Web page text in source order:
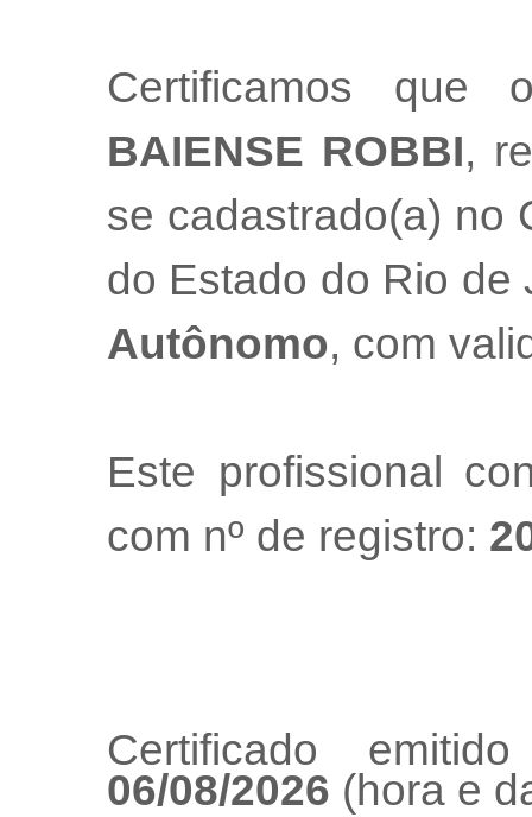
Certificamos que
BAIENSE ROBBI,
se cadastrado(a) no
do Estado do Rio
Autônomo, com
Este profissional
com nº de registro:
Certificado
06/08/2026 (hora e